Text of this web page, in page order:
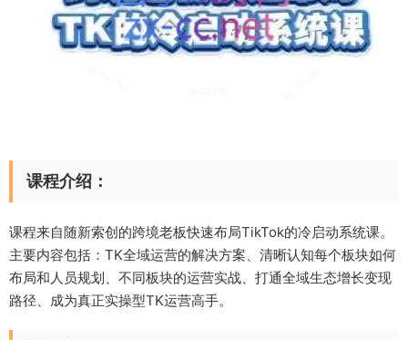
课程介绍：
课程来自随新索创的跨境老板快速布局TikTok的冷启动系统课。
主要内容包括：TK全域运营的解决方案、清晰认知每个板块如何
布局和人员规划、不同板块的运营实战、打通全域生态增长变现
路径、成为真正实操型TK运营高手。